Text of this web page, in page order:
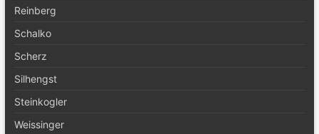
Reinberg
Schalko
Scherz
Silhengst
Steinkogler
Weissinger